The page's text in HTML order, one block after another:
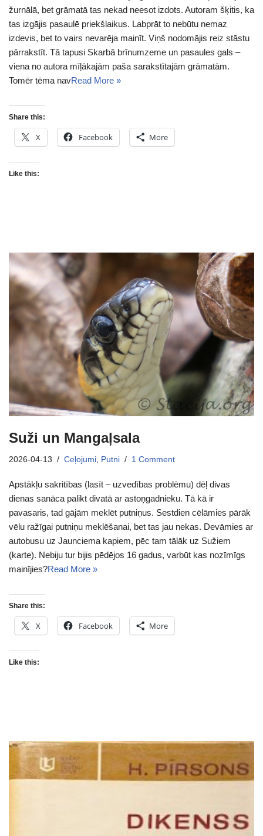
žurnālā, bet grāmatā tas nekad neesot izdots. Autoram šķitis, ka
tas izgājis pasaulē priekšlaikus. Labprāt to nebūtu nemaz
izdevis, bet to vairs nevarēja mainīt. Viņš nodomājis reiz stāstu
pārrakstīt. Tā tapusi Skarbā brīnumzeme un pasaules gals –
viena no autora mīļākajām paša sarakstītajām grāmatām.
Tomēr tēma navRead More »
Share this:
X Facebook More
Like this:
Suži un Mangaļsala
2026-04-13 Ceļojumi, Putni 1 Comment
Apstākļu sakritības (lasīt – uzvedības problēmu) dēļ divas
dienas sanāca palikt divatā ar astoņgadnieku. Tā kā ir
pavasaris, tad gājām meklēt putniņus. Sestdien cēlāmies pārāk
vēlu ražīgai putniņu meklēšanai, bet tas jau nekas. Devāmies ar
autobusu uz Jaunciema kapiem, pēc tam tālāk uz Sužiem
(karte). Nebiju tur bijis pēdējos 16 gadus, varbūt kas nozīmīgs
mainījies?Read More »
Share this:
X Facebook More
Like this: